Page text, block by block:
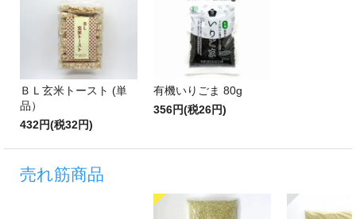
ＢＬ玄米トースト (単
品）
432円(税32円)
有機いりごま 80g
356円(税26円)
売れ筋商品